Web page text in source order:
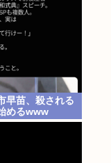
早苗、殺される
めるwww